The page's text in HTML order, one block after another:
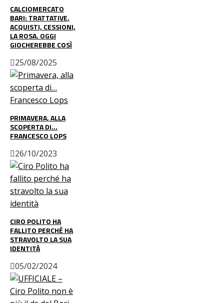
CALCIOMERCATO
BARI: TRATTATIVE,
ACQUISTI, CESSIONI,
LA ROSA. OGGI
GIOCHEREBBE COSÌ
25/08/2025
PRIMAVERA, ALLA
SCOPERTA DI…
FRANCESCO LOPS
26/10/2023
CIRO POLITO HA
FALLITO PERCHÉ HA
STRAVOLTO LA SUA
IDENTITÀ
05/02/2024